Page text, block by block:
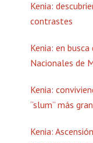
Kenia:
contrastes
Kenia: en
Nacionales de
Kenia:
“slum” más
Kenia: